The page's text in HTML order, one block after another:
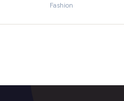
Fashion